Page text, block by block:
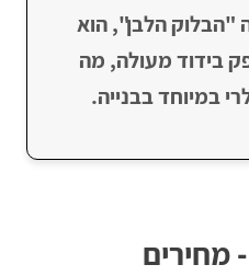
"הבלוק הלבן", הוא
בידוד מעולה, מה
במיוחד בבנייה.
מחירים